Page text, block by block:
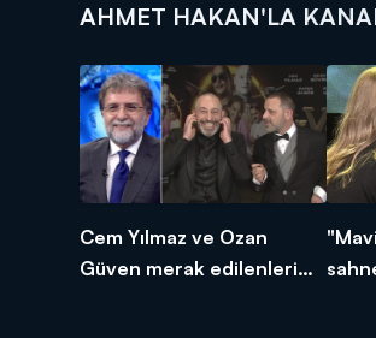
AHMET HAKAN'LA
Cem Yılmaz ve Ozan
Güven merak edilenleri